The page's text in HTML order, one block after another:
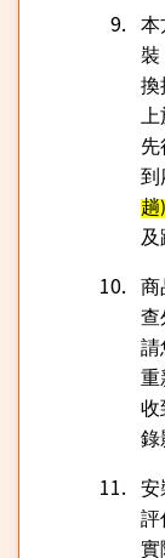
本
裝
換
先
到
趟
商
查
請
重
收
錄
安
評
實